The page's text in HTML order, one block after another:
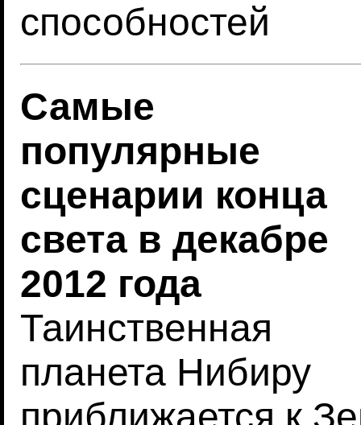
способностей
Самые
популярные
сценарии конца
света в декабре
2012 года
Таинственная
планета Нибиру